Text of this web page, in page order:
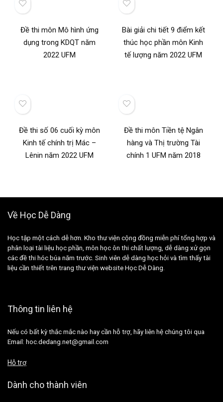
Đề thi môn Mô hình ứng
dụng trong KDQT năm
2022 UFM
Bài giải chi tiết 9 điểm kết
thúc học phần môn Kinh
tế lượng năm 2022 UFM
Đề thi số 06 cuối kỳ môn
Kinh tế chính trị Mác –
Lênin năm 2022 UFM
Đề thi môn Tiền tệ Ngân
hàng và Thị trường Tài
chính 1 UFM năm 2018
Về Học Dễ Dàng
Học tập một cách dễ hơn. Kho thư viện cộng đồng miễn phí tổng hợp và
phân loại tài liệu học phần, môn học ôn thi chất lượng, dễ dàng xử gọn
các đề thi hóc búa năm trước. Sinh viên dễ dàng học hỏi và tìm thấy tài
liệu cần thiết trên trang thư viện website Học Dễ Dàng.
Thông tin liên hệ
Nếu có bất kỳ thắc mắc nào hay cần hỗ trợ, hãy liên hệ chúng tôi qua
Email: hoc.dedang.net@gmail.com
Hỗ trợ
Dành cho thành viên